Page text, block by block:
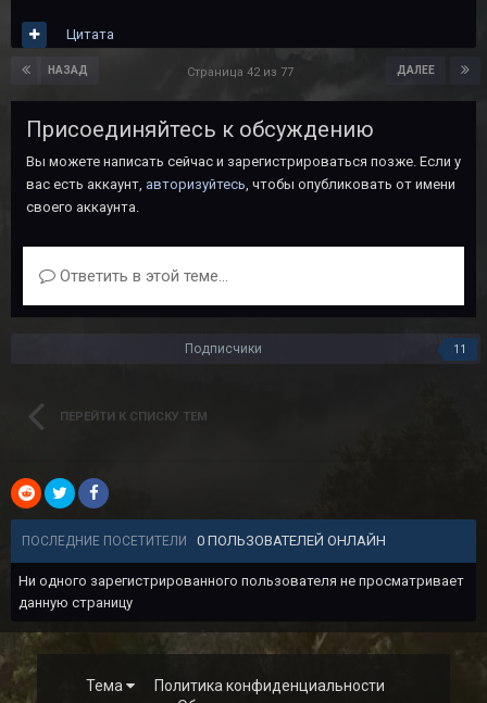
Цитата
НАЗАД ДАЛЕЕ
Страница 42 из 77
Присоединяйтесь к обсуждению
Вы можете написать сейчас и зарегистрироваться позже. Если у
вас есть аккаунт, авторизуйтесь, чтобы опубликовать от имени
своего аккаунта.
Ответить в этой теме...
Подписчики 11
ПЕРЕЙТИ К СПИСКУ ТЕМ
ПОСЛЕДНИЕ ПОСЕТИТЕЛИ 0 ПОЛЬЗОВАТЕЛЕЙ ОНЛАЙН
Ни одного зарегистрированного пользователя не просматривает
данную страницу
Тема
Политика конфиденциальности